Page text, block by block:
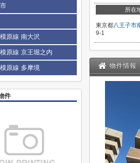
所在
東京都八王子市
9-1
物件情報
原線 南大沢
原線 京王堀之内
原線 多摩境
件